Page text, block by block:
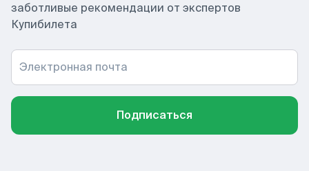
заботливые рекомендации от экспертов
Купибилета
Электронная почта
Подписаться